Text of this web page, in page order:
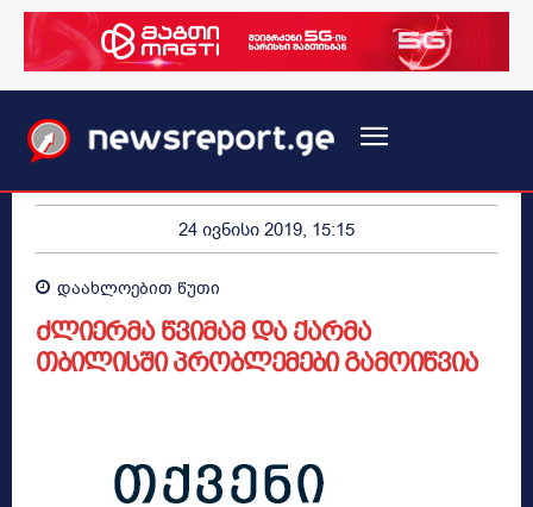
24 ივნისი 2019, 15:15
დაახლოებით წუთი
ძლიერმა წვიმამ და ქარმა
თბილისში პრობლემები გამოიწვია